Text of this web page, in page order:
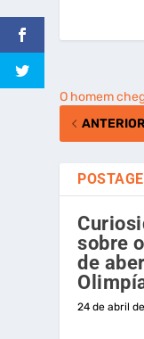
O homem
ANTERIOR
sobre
de
24 de abril